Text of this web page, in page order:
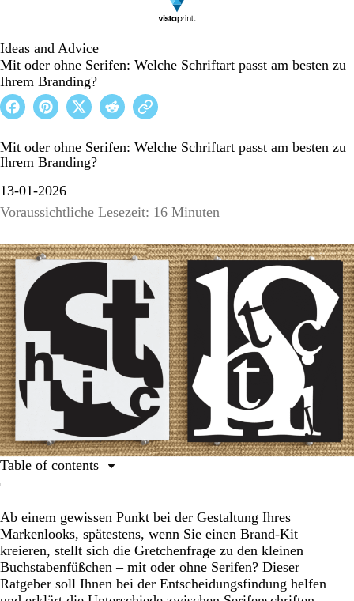
Ideas and Advice
Mit oder ohne Serifen: Welche Schriftart passt am besten zu
Ihrem Branding?
Mit oder ohne Serifen: Welche Schriftart passt am besten zu
Ihrem Branding?
13-01-2026
Voraussichtliche Lesezeit: 16 Minuten
Ab einem gewissen Punkt bei der Gestaltung Ihres
Markenlooks, spätestens, wenn Sie einen Brand-Kit
kreieren, stellt sich die Gretchenfrage zu den kleinen
Buchstabenfüßchen – mit oder ohne Serifen? Dieser
Ratgeber soll Ihnen bei der Entscheidungsfindung helfen
Table of contents
sind sie entstanden?
Die besten Schriftarten für Branding und Ihre
Markenidentität
Designkontext und Abwägungen zur Serifenfrage